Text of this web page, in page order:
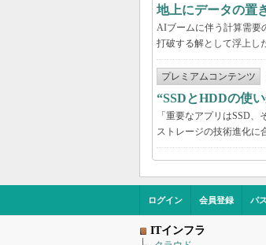
地上にデータの置
AIブームに伴う計算需要
打破する解として浮上し
プレミアムコンテンツ
“SSDとHDDの使
「重要なアプリはSSD
ストレージの技術進化に
ログイン 会員登録 パ
ITインフラ